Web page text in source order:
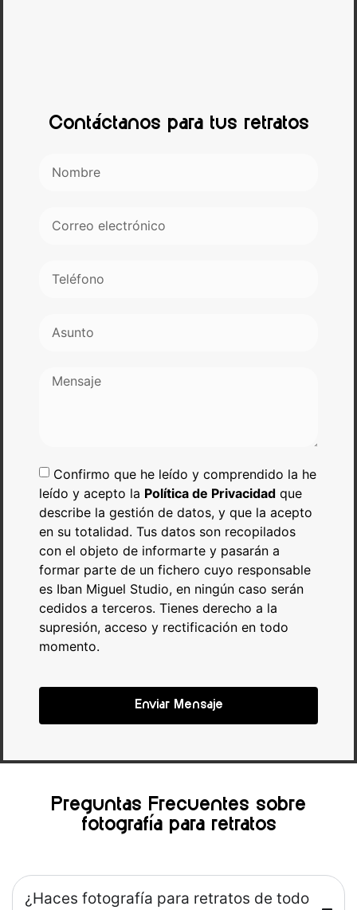
Contáctanos para tus retratos
Confirmo que he leído y comprendido la he
leído y acepto la Política de Privacidad que
describe la gestión de datos, y que la acepto
en su totalidad. Tus datos son recopilados
con el objeto de informarte y pasarán a
formar parte de un fichero cuyo responsable
es Iban Miguel Studio, en ningún caso serán
cedidos a terceros. Tienes derecho a la
supresión, acceso y rectificación en todo
momento.
Enviar Mensaje
Preguntas Frecuentes sobre
fotografía para retratos
¿Haces fotografía para retratos de todo